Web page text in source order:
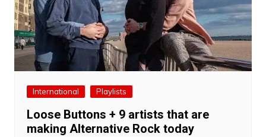
International Playlists
Loose Buttons + 9 artists that are
making Alternative Rock today